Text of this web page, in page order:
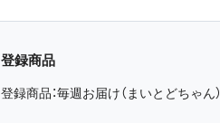
登録商品
登録商品：毎週お届け（まいとどちゃん）